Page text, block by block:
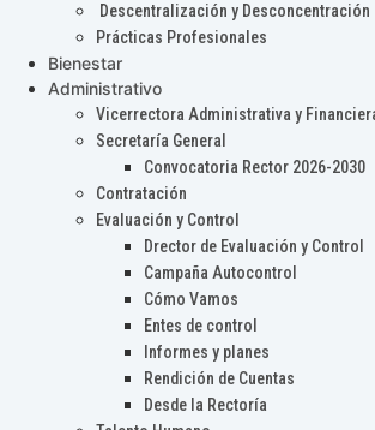
Descentralización y Desconcentración
Prácticas Profesionales
Bienestar
Administrativo
Vicerrectora Administrativa y
Secretaría General
Convocatoria Rector 2026-2030
Contratación
Evaluación y Control
Drector de Evaluación y Control
Campaña Autocontrol
Cómo Vamos
Entes de control
Informes y planes
Rendición de Cuentas
Desde la Rectoría